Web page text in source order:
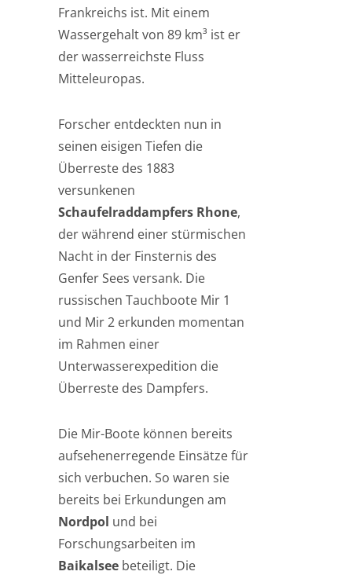
Frankreichs ist. Mit einem
Wassergehalt von 89 km³ ist er
der wasserreichste Fluss
Mitteleuropas.
Forscher entdeckten nun in
seinen eisigen Tiefen die
Überreste des 1883
versunkenen
Schaufelraddampfers Rhone,
der während einer stürmischen
Nacht in der Finsternis des
Genfer Sees versank. Die
russischen Tauchboote Mir 1
und Mir 2 erkunden momentan
im Rahmen einer
Unterwasserexpedition die
Überreste des Dampfers.
Die Mir-Boote können bereits
aufsehenerregende Einsätze für
sich verbuchen. So waren sie
bereits bei Erkundungen am
Nordpol und bei
Forschungsarbeiten im
Baikalsee beteiligt. Die